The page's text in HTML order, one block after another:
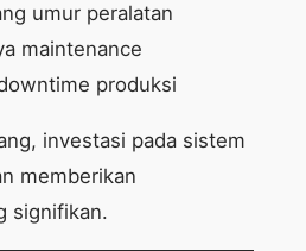
umur peralatan
maintenance
produksi
investasi pada sistem
memberikan
signifikan.